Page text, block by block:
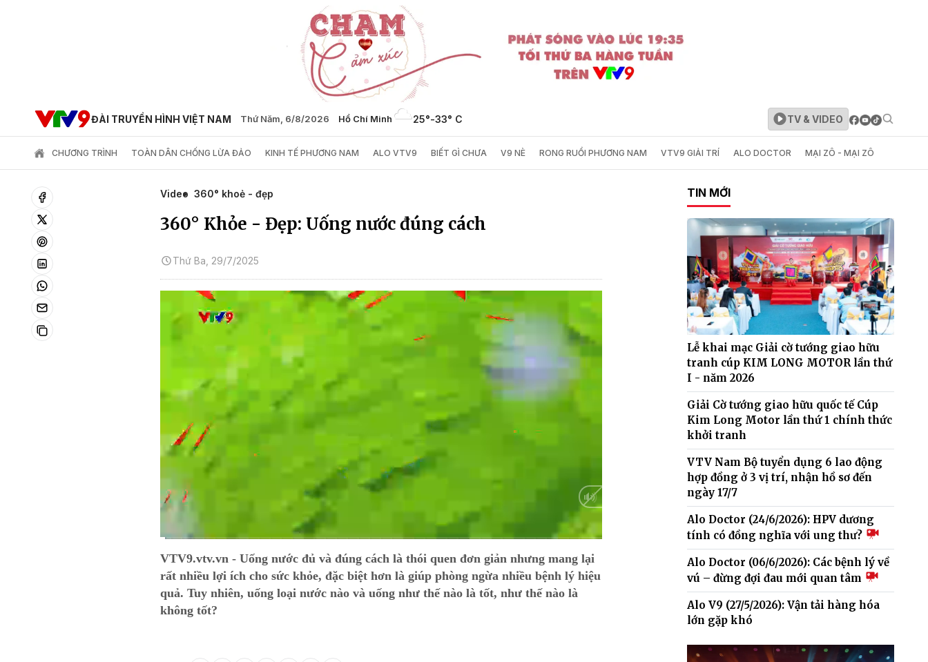
ĐÀI TRUYỀN HÌNH VIỆT NAM Thứ Năm, 6/8/2026 Hồ Chí Minh 25°-33° C TV & VIDEO
CHƯƠNG TRÌNH TOÀN DÂN CHỐNG LỪA ĐẢO KINH TẾ PHƯƠNG NAM ALO VTV9 BIẾT GÌ CHƯA V9 NÈ RONG RUỔI PHƯƠNG NAM VTV9 GIẢI TRÍ ALO DOCTOR MẠI ZÔ - MẠI ZÔ
Video 360° khoẻ - đẹp
360° Khỏe - Đẹp: Uống nước đúng cách
Thứ Ba, 29/7/2025
Time
VTV9.vtv.vn - Uống nước đủ và đúng cách là thói quen đơn giản nhưng mang lại
rất nhiều lợi ích cho sức khỏe, đặc biệt hơn là giúp phòng ngừa nhiều bệnh lý hiệu
quả. Tuy nhiên, uống loại nước nào và uống như thế nào là tốt, như thế nào là
không tốt?
TIN MỚI
Lễ khai mạc Giải cờ tướng giao hữu
tranh cúp KIM LONG MOTOR lần thứ
I - năm 2026
Giải Cờ tướng giao hữu quốc tế Cúp
Kim Long Motor lần thứ 1 chính thức
khởi tranh
VTV Nam Bộ tuyển dụng 6 lao động
hợp đồng ở 3 vị trí, nhận hồ sơ đến
ngày 17/7
Alo Doctor (24/6/2026): HPV dương
tính có đồng nghĩa với ung thư?
Alo Doctor (06/6/2026): Các bệnh lý về
vú – đừng đợi đau mới quan tâm
Alo V9 (27/5/2026): Vận tải hàng hóa
lớn gặp khó